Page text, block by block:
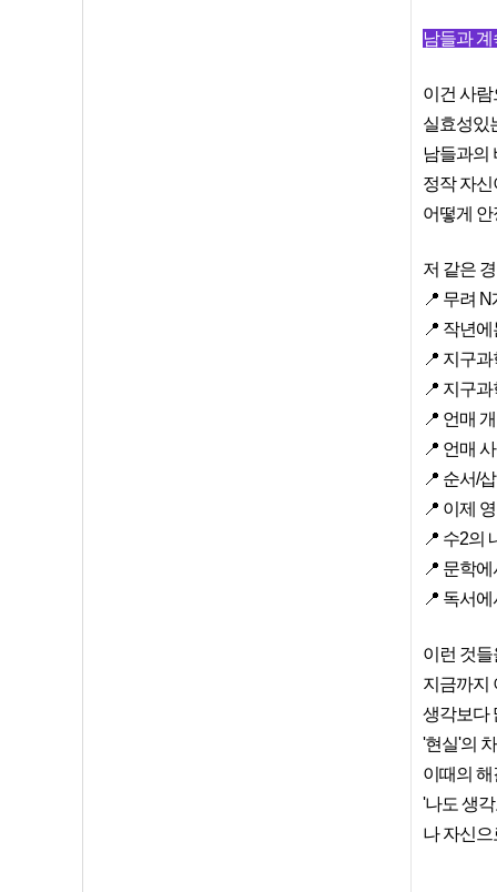
남들과
이건 사
실효성있
남들과의
정작 자
어떻게
저 같은
📍 무려
📍 작년
📍 지구
📍 지구
📍 언매
📍 언매
📍 순서/
📍 이제
📍 수2의
📍 문학
📍 독서
이런 것
지금까지
생각보다
'현실'의
이때의
'나도 생
나 자신